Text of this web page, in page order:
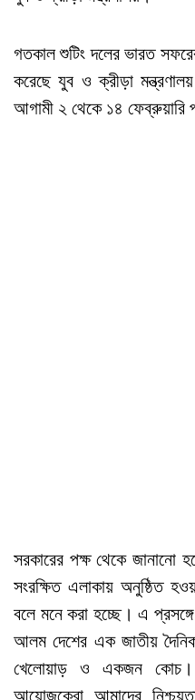
গতকাল শুটিং দলের ভারত
করেছে যুব ও ক্রীড়া
আগামী ২ থেকে ১৪ ফেব্রুয়ারি
সরকারের পক্ষ থেকে জানানো
সংরক্ষিত এলাকায় অনুষ্ঠিত
বলে মনে করা হচ্ছে। এ
আলম দেশের এক জাতীয়
খেলোয়াড় ও একজন
আয়োজকেরা আমাদের